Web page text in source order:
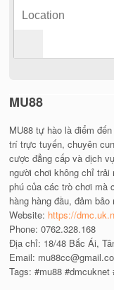
MU88
MU88 tự hào là điểm
trí trực tuyến, chuyên
cược đẳng cấp và dịch
người chơi không chỉ trải
phú của các trò chơi mà
hàng hàng đầu, đảm
Website: https://
Phone: 0762.328.168
Địa chỉ: 18/48 Bắc Ái,
Email:
Tags: #mu88 #dmcuknet